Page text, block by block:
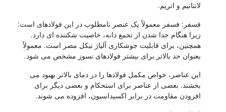
لانتانیم و اتریم.
فسفر: فسفر معمولاً یک عنصر نامطلوب در این فولادهای است:
زیرا هنگام جدا شدن از تجمع دانه، خاصیت شکننده ای دارد.
همچنین، برای قابلیت جوشکاری آلیاژ نیکل مضر است. معمولاً
بعنوان حد بالاتر برای بیشتر فولادهای نسوز مشخص می شود.
این عناصر، خواص مکمل فولادها را در دمای بالاتر بهبود می
بخشند. بعضی از عناصر برای استحکام و بعضی دیگر برای
افزودن مقاومت در برابر اکسیداسیون، افزوده می شوند.